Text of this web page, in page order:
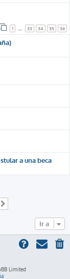
1 33 34 35 36
a una beca
Ir a
Limited